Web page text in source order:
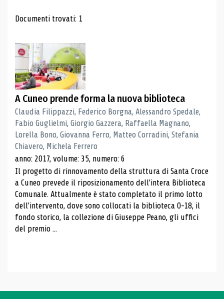
Risultati di ricerca
Documenti trovati: 1
A Cuneo prende forma la nuova biblioteca
Claudia Filippazzi, Federico Borgna, Alessandro Spedale,
Fabio Guglielmi, Giorgio Gazzera, Raffaella Magnano,
Lorella Bono, Giovanna Ferro, Matteo Corradini, Stefania
Chiavero, Michela Ferrero
anno: 2017, volume: 35, numero: 6
Il progetto di rinnovamento della struttura di Santa Croce
a Cuneo prevede il riposizionamento dell'intera Biblioteca
Comunale. Attualmente è stato completato il primo lotto
dell'intervento, dove sono collocati la biblioteca 0-18, il
fondo storico, la collezione di Giuseppe Peano, gli uffici
del premio ...